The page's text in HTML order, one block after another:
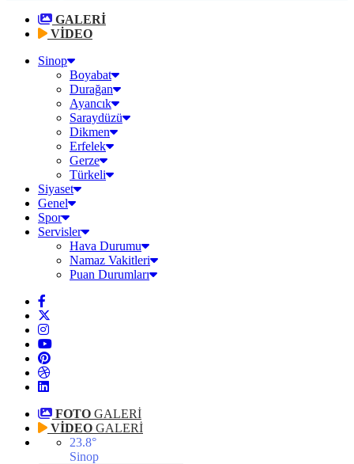
GALERİ
VİDEO
Sinop
Boyabat
Durağan
Ayancık
Saraydüzü
Dikmen
Erfelek
Gerze
Türkeli
Siyaset
Genel
Spor
Servisler
Hava Durumu
Namaz Vakitleri
Puan Durumları
FOTO GALERİ
VİDEO GALERİ
23.8°
Sinop